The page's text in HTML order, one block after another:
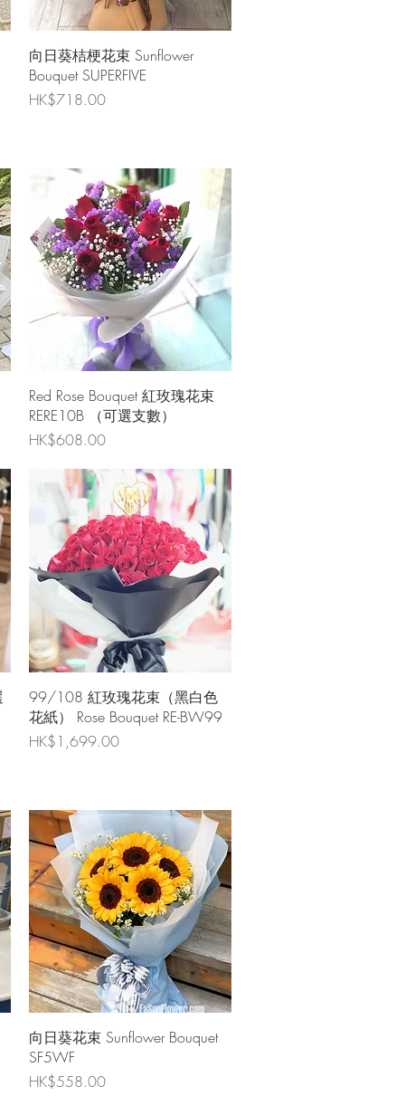
快速瀏覽
向日葵桔梗花束 Sunflower
Bouquet SUPERFIVE
價格
HK$718.00
快速瀏覽
Red Rose Bouquet 紅玫瑰花束
RERE10B （可選支數）
價格
HK$608.00
快速瀏覽
99/108 紅玫瑰花束（黑白色
花紙） Rose Bouquet RE-BW99
價格
HK$1,699.00
快速瀏覽
向日葵花束 Sunflower Bouquet
SF5WF
價格
HK$558.00